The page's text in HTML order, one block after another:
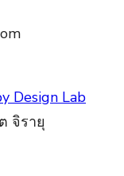
Design Lab
จิรายุ